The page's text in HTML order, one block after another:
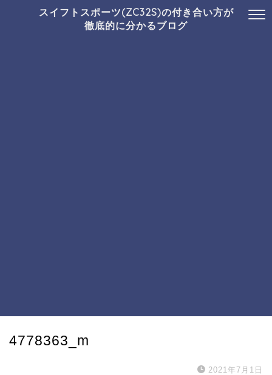
スイフトスポーツ(ZC32S)の付き合い方が
徹底的に分かるブログ
4778363_m
2021年7月1日